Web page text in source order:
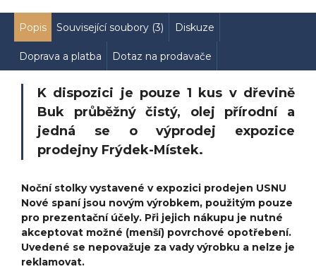
Popis Související soubory (3) Diskuze
Doprava a platba Dotaz na prodavače
K dispozici je pouze 1 kus v dřevině
Buk průběžný čistý, olej přírodní a
jedná se o výprodej expozice
prodejny Frýdek-Místek.
Noční stolky vystavené v expozici prodejen USNU
Nové spaní jsou novým výrobkem, použitým pouze
pro prezentační účely. Při jejich nákupu je nutné
akceptovat možné (menší) povrchové opotřebení.
Uvedené se nepovažuje za vady výrobku a nelze je
reklamovat.